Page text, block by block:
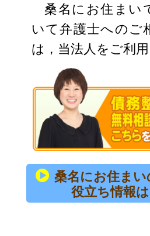
桑名にお住まい
いて弁護士へのご
は，当法人をご利用
桑名にお住ま
役立ち情報